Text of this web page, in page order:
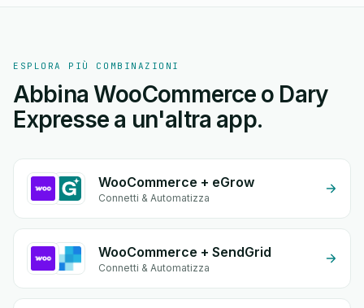
ESPLORA PIÙ COMBINAZIONI
Abbina WooCommerce o Dary
Expresse a un'altra app.
WooCommerce + eGrow
Connetti & Automatizza
WooCommerce + SendGrid
Connetti & Automatizza